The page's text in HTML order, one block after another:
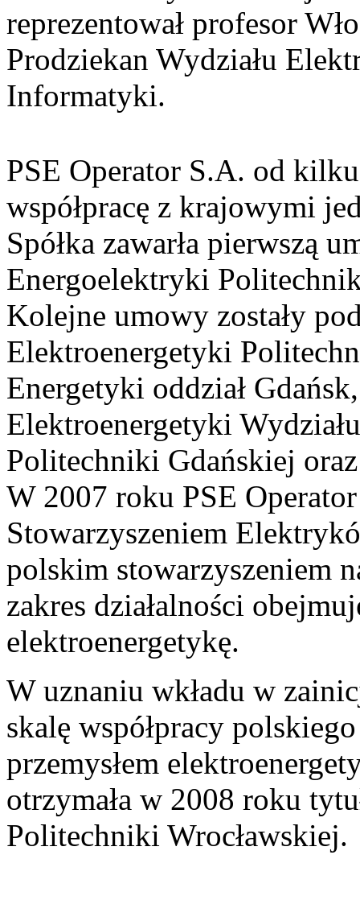
reprezentował profesor
Prodziekan Wydziału
Informatyki.
PSE Operator S.A. od
współpracę z krajowymi
Spółka zawarła pierwszą
Energoelektryki
Kolejne umowy zostały
Elektroenergetyki
Energetyki oddział
Elektroenergetyki
Politechniki Gdańskiej
W 2007 roku PSE
Stowarzyszeniem
polskim stowarzyszeniem
zakres działalności
elektroenergetykę.
W uznaniu wkładu w
skalę współpracy
przemysłem
otrzymała w 2008 roku
Politechniki Wrocławskiej.